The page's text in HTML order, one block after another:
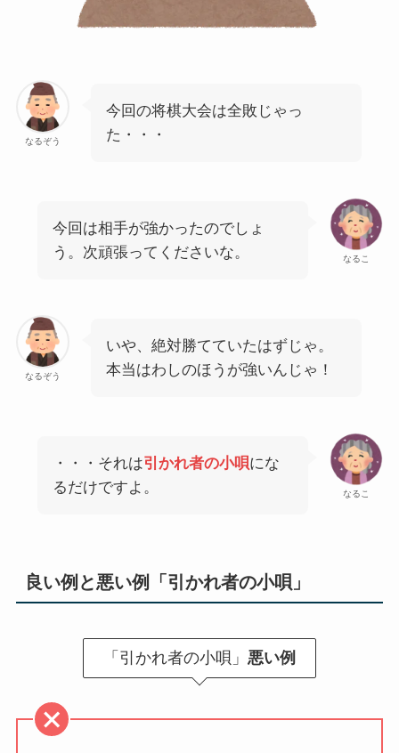
なるぞう
今回の将棋大会は全敗じゃっ
た・・・
なるこ
今回は相手が強かったのでしょ
う。次頑張ってくださいな。
なるぞう
いや、絶対勝てていたはずじゃ。
本当はわしのほうが強いんじゃ！
なるこ
・・・それは引かれ者の小唄にな
るだけですよ。
良い例と悪い例「引かれ者の小唄」
「引かれ者の小唄」 悪い例